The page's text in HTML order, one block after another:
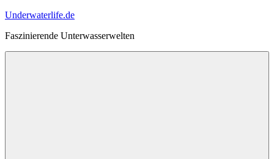
Zum
springen
Underwaterlife.de
Faszinierende Unterwasserwelten